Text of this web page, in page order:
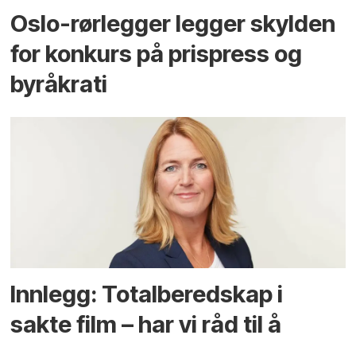
Oslo-rørlegger legger skylden
for konkurs på prispress og
byråkrati
Innlegg: Totalberedskap i
sakte film – har vi råd til å